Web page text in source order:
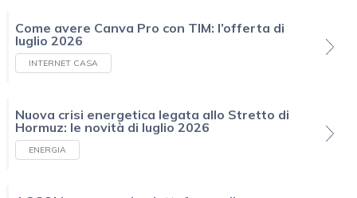
Come avere Canva Pro con TIM: l’offerta di
luglio 2026
INTERNET CASA
Nuova crisi energetica legata allo Stretto di
Hormuz: le novità di luglio 2026
ENERGIA